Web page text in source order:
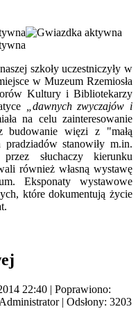
szkoły uczestniczyły w
w Muzeum Rzemiosła
Kultury i Bibliotekarzy
„dawnych zwyczajów i
na celu zainteresowanie
budowanie więzi z "małą
stanowiły m.in.
słuchaczy kierunku
również własną wystawę
Eksponaty wystawowe
które dokumentują życie
22:40 | Poprawiono:
Administrator| Odsłony: 3203